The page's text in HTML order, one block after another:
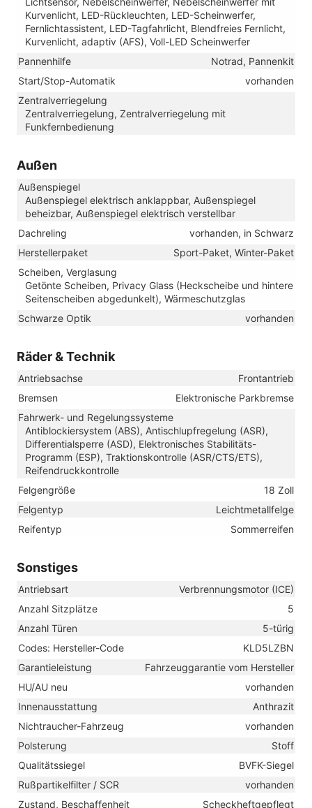
Kurvenlicht, LED-Rückleuchten, LED-Scheinwerfer,
Fernlichtassistent, LED-Tagfahrlicht, Blendfreies Fernlicht,
Kurvenlicht, adaptiv (AFS), Voll-LED Scheinwerfer
Pannenhilfe
Notrad, Pannenkit
Start/Stop-Automatik
vorhanden
Zentralverriegelung
Zentralverriegelung, Zentralverriegelung mit
Funkfernbedienung
Außen
Außenspiegel
Außenspiegel elektrisch anklappbar, Außenspiegel
beheizbar, Außenspiegel elektrisch verstellbar
Dachreling
vorhanden, in Schwarz
Herstellerpaket
Sport-Paket, Winter-Paket
Scheiben, Verglasung
Getönte Scheiben, Privacy Glass (Heckscheibe und hintere
Seitenscheiben abgedunkelt), Wärmeschutzglas
Schwarze Optik
vorhanden
Räder & Technik
Antriebsachse
Frontantrieb
Bremsen
Elektronische Parkbremse
Fahrwerk- und Regelungssysteme
Antiblockiersystem (ABS), Antischlupfregelung (ASR),
Differentialsperre (ASD), Elektronisches Stabilitäts-
Programm (ESP), Traktionskontrolle (ASR/CTS/ETS),
Reifendruckkontrolle
Felgengröße
18 Zoll
Felgentyp
Leichtmetallfelge
Reifentyp
Sommerreifen
Sonstiges
Antriebsart
Verbrennungsmotor (ICE)
Anzahl Sitzplätze
5
Anzahl Türen
5-türig
Codes: Hersteller-Code
KLD5LZBN
Garantieleistung
Fahrzeuggarantie vom Hersteller
HU/AU neu
vorhanden
Innenausstattung
Anthrazit
Nichtraucher-Fahrzeug
vorhanden
Polsterung
Stoff
Qualitätssiegel
BVFK-Siegel
Rußpartikelfilter / SCR
vorhanden
Zustand, Beschaffenheit
Scheckheftgepflegt